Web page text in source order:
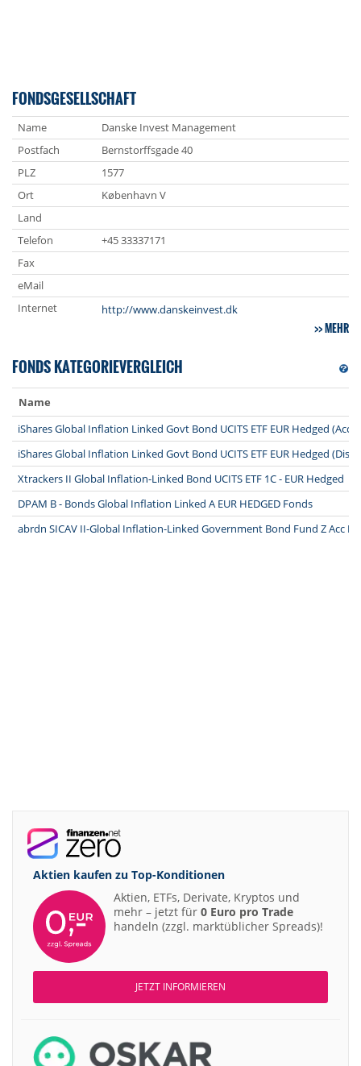
FONDSGESELLSCHAFT
Name
Danske Invest Management
Postfach
Bernstorffsgade 40
PLZ
1577
Ort
København V
Land
Telefon
+45 33337171
Fax
eMail
Internet
http://www.danskeinvest.dk
MEHR
FONDS KATEGORIEVERGLEICH
Name
iShares Global Inflation Linked Govt Bond UCITS ETF EUR Hedged (Acc)
iShares Global Inflation Linked Govt Bond UCITS ETF EUR Hedged (Dist)
Xtrackers II Global Inflation-Linked Bond UCITS ETF 1C - EUR Hedged
DPAM B - Bonds Global Inflation Linked A EUR HEDGED Fonds
abrdn SICAV II-Global Inflation-Linked Government Bond Fund Z Acc
Aktien kaufen zu Top-Konditionen
Aktien, ETFs, Derivate, Kryptos und
mehr – jetzt für 0 Euro pro Trade
handeln (zzgl. marktüblicher Spreads)!
JETZT INFORMIEREN